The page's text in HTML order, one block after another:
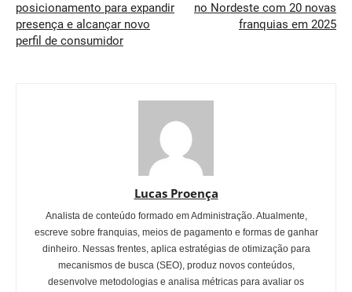
posicionamento para expandir
presença e alcançar novo
perfil de consumidor
no Nordeste com 20 novas
franquias em 2025
Lucas Proença
Analista de conteúdo formado em Administração. Atualmente,
escreve sobre franquias, meios de pagamento e formas de ganhar
dinheiro. Nessas frentes, aplica estratégias de otimização para
mecanismos de busca (SEO), produz novos conteúdos,
desenvolve metodologias e analisa métricas para avaliar os